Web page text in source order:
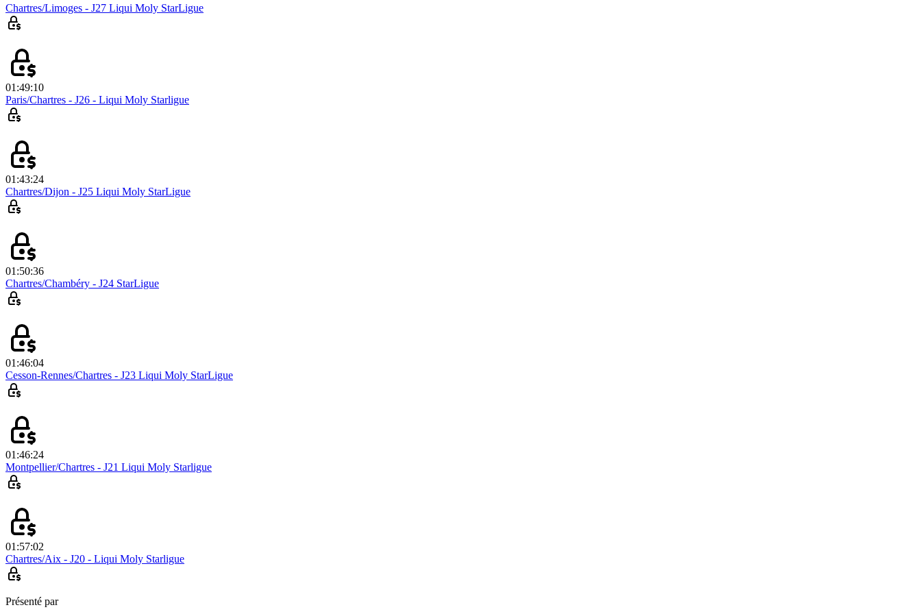
Chartres/Limoges - J27 Liqui Moly StarLigue
01:49:10
Paris/Chartres - J26 - Liqui Moly Starligue
01:43:24
Chartres/Dijon - J25 Liqui Moly StarLigue
01:50:36
Chartres/Chambéry - J24 StarLigue
01:46:04
Cesson-Rennes/Chartres - J23 Liqui Moly StarLigue
01:46:24
Montpellier/Chartres - J21 Liqui Moly Starligue
01:57:02
Chartres/Aix - J20 - Liqui Moly Starligue
Présenté par